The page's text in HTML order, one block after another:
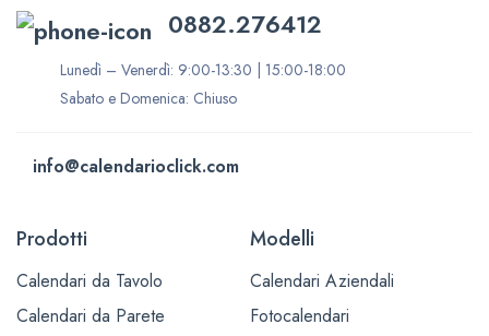
0882.276412
Lunedì – Venerdì: 9:00-13:30 | 15:00-18:00
Sabato e Domenica: Chiuso
info@calendarioclick.com
Prodotti
Calendari da Tavolo
Calendari da Parete
Modelli
Calendari Aziendali
Fotocalendari